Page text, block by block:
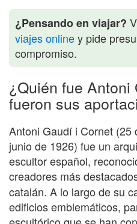
¿Pensando en viajar?
viajes onliney pide
compromiso.
¿Quién fue
fueron sus
Antoni Gaudí i Cornet (25
junio de 1926) fue un
escultor español,
creadores más
catalán. A lo largo de su
edificios emblemáticos,